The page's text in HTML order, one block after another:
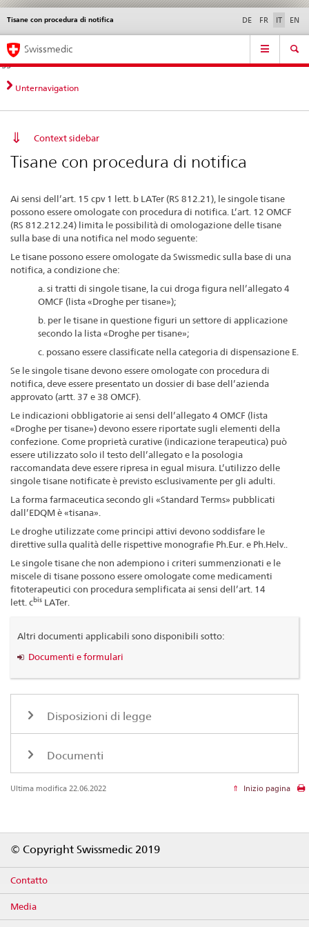
Navigazione
diretta:
novità,
aspetti
contatto
Novità &
norme
Contatto | Supporto &
aiuto
Tisane con procedura di notifica DE FR IT EN
Service
Navigation
Swissmedic
Unternavigation
Context sidebar
Tisane con procedura di notifica
Ai sensi dell’art. 15 cpv 1 lett. b LATer (RS 812.21), le singole tisane
possono essere omologate con procedura di notifica. L’art. 12 OMCF
(RS 812.212.24) limita le possibilità di omologazione delle tisane
sulla base di una notifica nel modo seguente:
Le tisane possono essere omologate da Swissmedic sulla base di una
notifica, a condizione che:
a. si tratti di singole tisane, la cui droga figura nell’allegato 4
OMCF (lista «Droghe per tisane»);
b. per le tisane in questione figuri un settore di applicazione
secondo la lista «Droghe per tisane»;
c. possano essere classificate nella categoria di dispensazione E.
Se le singole tisane devono essere omologate con procedura di
notifica, deve essere presentato un dossier di base dell’azienda
approvato (artt. 37 e 38 OMCF).
Le indicazioni obbligatorie ai sensi dell’allegato 4 OMCF (lista
«Droghe per tisane») devono essere riportate sugli elementi della
confezione. Come proprietà curative (indicazione terapeutica) può
essere utilizzato solo il testo dell’allegato e la posologia
raccomandata deve essere ripresa in egual misura. L’utilizzo delle
singole tisane notificate è previsto esclusivamente per gli adulti.
La forma farmaceutica secondo gli «Standard Terms» pubblicati
dall’EDQM è «tisana».
Le droghe utilizzate come principi attivi devono soddisfare le
direttive sulla qualità delle rispettive monografie Ph.Eur. e Ph.Helv..
Le singole tisane che non adempiono i criteri summenzionati e le
miscele di tisane possono essere omologate come medicamenti
fitoterapeutici con procedura semplificata ai sensi dell’art. 14
lett. cbis LATer.
Altri documenti applicabili sono disponibili sotto:
Documenti e formulari
Disposizioni di legge
Documenti
Ultima modifica 22.06.2022 Inizio pagina
© Copyright Swissmedic 2019
Contatto
Media